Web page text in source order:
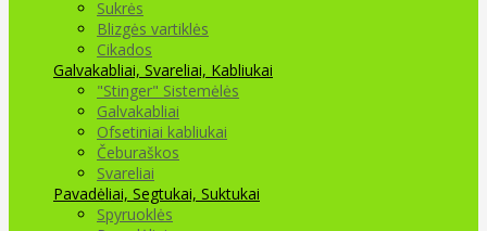
Sukrės
Blizgės vartiklės
Cikados
Galvakabliai, Svareliai, Kabliukai
"Stinger" Sistemėlės
Galvakabliai
Ofsetiniai kabliukai
Čeburaškos
Svareliai
Pavadėliai, Segtukai, Suktukai
Spyruoklės